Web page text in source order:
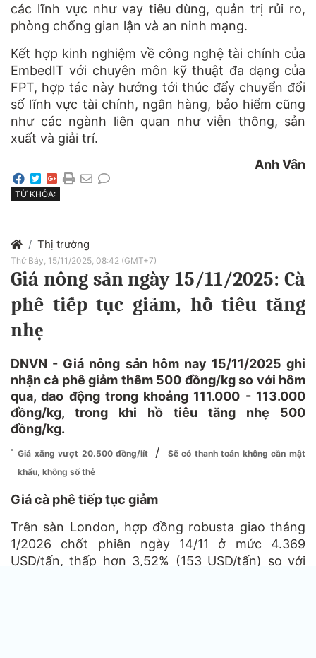
các lĩnh vực như vay tiêu dùng, quản trị rủi ro,
phòng chống gian lận và an ninh mạng.
Kết hợp kinh nghiệm về công nghệ tài chính của
EmbedIT với chuyên môn kỹ thuật đa dạng của
FPT, hợp tác này hướng tới thúc đẩy chuyển đổi
số lĩnh vực tài chính, ngân hàng, bảo hiểm cũng
như các ngành liên quan như viễn thông, sản
xuất và giải trí.
Anh Vân
TỪ KHÓA:
Thị trường
Thứ Bảy, 15/11/2025, 08:42 (GMT+7)
Giá nông sản ngày 15/11/2025: Cà
phê tiếp tục giảm, hồ tiêu tăng
nhẹ
DNVN - Giá nông sản hôm nay 15/11/2025 ghi
nhận cà phê giảm thêm 500 đồng/kg so với hôm
qua, dao động trong khoảng 111.000 - 113.000
đồng/kg, trong khi hồ tiêu tăng nhẹ 500
đồng/kg.
Giá xăng vượt 20.500 đồng/lít /
Sẽ có thanh toán không cần mật
khẩu, không số thẻ
Giá cà phê tiếp tục giảm
Trên sàn London, hợp đồng robusta giao tháng
1/2026 chốt phiên ngày 14/11 ở mức 4.369
USD/tấn, thấp hơn 3,52% (153 USD/tấn) so với